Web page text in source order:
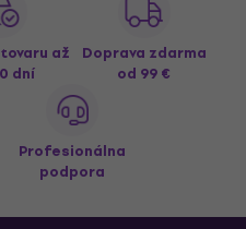
až
dní
Doprava zdarma
od 99 €
Profesionálna
podpora